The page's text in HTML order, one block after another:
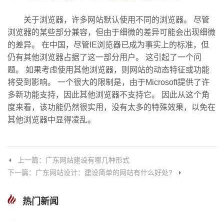
关于浏览器，许多网站默认使用不同的浏览器。 尽管
浏览器的某些部分兼容，但由于细微的差异可能会出现细微
的差异。 在中国，尽管IE浏览器已成为事实上的标准，但
仍有其他浏览器占据了这一部分用户。 这引起了一个问
题。 如果考虑使用其他浏览器，则网站的动态特征或功能
将受到影响。 一个很大的限制是，由于Microsoft提供了许
多新功能支持，因此其他浏览器不支持它。 因此从这个角
度来看，该功能仍然很实用，没有太多的特殊效果，以免在
其他浏览器中显得凌乱。
上一篇：广东网站建设有哪几种形式
下一篇：广东网站设计：建设简单的网站有什么好处?
热门新闻